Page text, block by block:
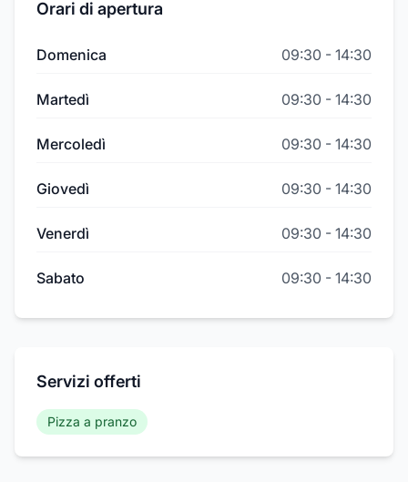
Orari di apertura
Domenica 09:30 - 14:30
Martedì 09:30 - 14:30
Mercoledì 09:30 - 14:30
Giovedì 09:30 - 14:30
Venerdì 09:30 - 14:30
Sabato 09:30 - 14:30
Servizi offerti
Pizza a pranzo